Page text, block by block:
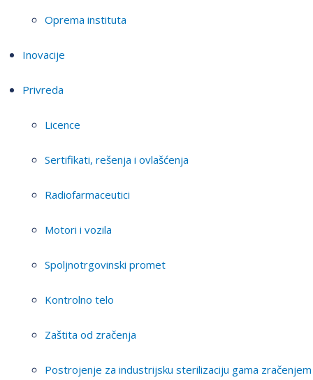
Oprema instituta
Inovacije
Privreda
Licence
Sertifikati, rešenja i ovlašćenja
Radiofarmaceutici
Motori i vozila
Spoljnotrgovinski promet
Kontrolno telo
Zaštita od zračenja
Postrojenje za industrijsku sterilizaciju gama zračenjem